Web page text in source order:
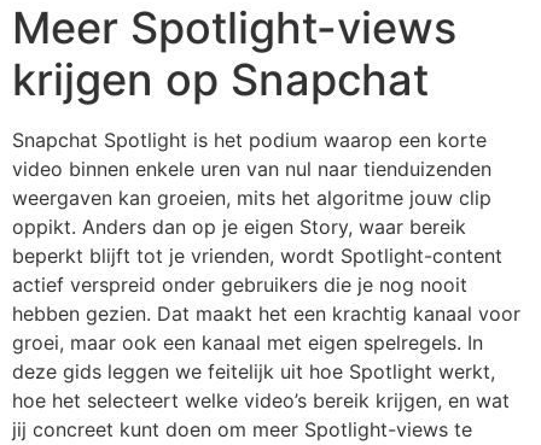
Meer Spotlight-views
krijgen op Snapchat
Snapchat Spotlight is het podium waarop een korte
video binnen enkele uren van nul naar tienduizenden
weergaven kan groeien, mits het algoritme jouw clip
oppikt. Anders dan op je eigen Story, waar bereik
beperkt blijft tot je vrienden, wordt Spotlight-content
actief verspreid onder gebruikers die je nog nooit
hebben gezien. Dat maakt het een krachtig kanaal voor
groei, maar ook een kanaal met eigen spelregels. In
deze gids leggen we feitelijk uit hoe Spotlight werkt,
hoe het selecteert welke video’s bereik krijgen, en wat
jij concreet kunt doen om meer Spotlight-views te